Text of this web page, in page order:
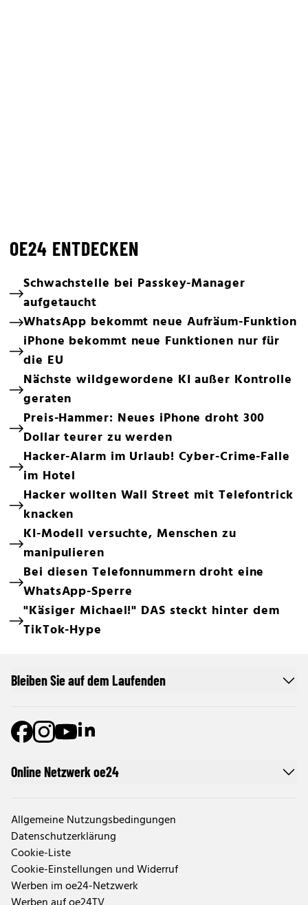
OE24 ENTDECKEN
Schwachstelle bei Passkey-Manager
aufgetaucht
WhatsApp bekommt neue Aufräum-Funktion
iPhone bekommt neue Funktionen nur für
die EU
Nächste wildgewordene KI außer Kontrolle
geraten
Preis-Hammer: Neues iPhone droht 300
Dollar teurer zu werden
Hacker-Alarm im Urlaub! Cyber-Crime-Falle
im Hotel
Hacker wollten Wall Street mit Telefontrick
knacken
KI-Modell versuchte, Menschen zu
manipulieren
Bei diesen Telefonnummern droht eine
WhatsApp-Sperre
"Käsiger Michael!" DAS steckt hinter dem
TikTok-Hype
Online Netzwerk oe24
Allgemeine Nutzungsbedingungen
Datenschutzerklärung
Cookie-Liste
Cookie-Einstellungen und Widerruf
Werben im oe24-Netzwerk
Bleiben Sie auf dem Laufenden